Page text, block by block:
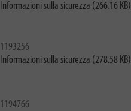
Informazioni sulla sicurezza (266.16 KB)
1193256
Informazioni sulla sicurezza (278.58 KB)
1194766